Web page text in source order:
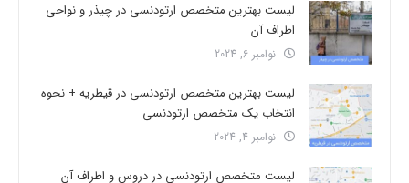
لیست بهترین متخصص ارتودنسی در چیذر و نواحی
اطراف آن
نوامبر 6, 2024
لیست بهترین متخصص ارتودنسی در قیطریه + نحوه
انتخاب یک متخصص ارتودنسی
نوامبر 4, 2024
لیست متخصص ارتودنسی در دروس و اطراف آن